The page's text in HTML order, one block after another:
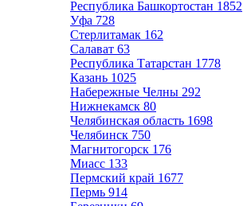
Республика Башкортостан 1852
Уфа 728
Стерлитамак 162
Салават 63
Республика Татарстан 1778
Казань 1025
Набережные Челны 292
Нижнекамск 80
Челябинская область 1698
Челябинск 750
Магнитогорск 176
Миасс 133
Пермский край 1677
Пермь 914